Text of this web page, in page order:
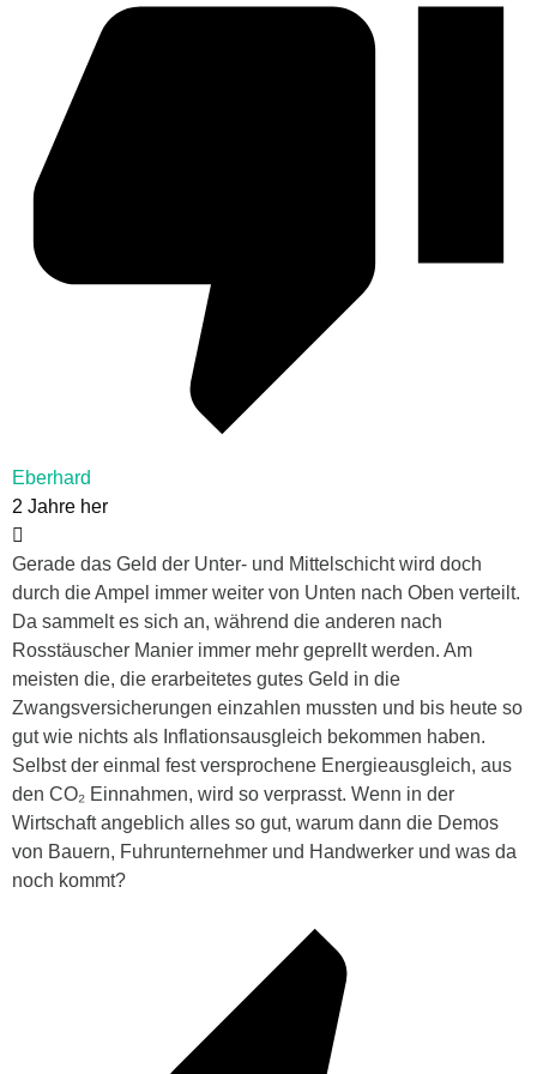
Eberhard
2 Jahre her
Gerade das Geld der Unter- und Mittelschicht wird doch
durch die Ampel immer weiter von Unten nach Oben verteilt.
Da sammelt es sich an, während die anderen nach
Rosstäuscher Manier immer mehr geprellt werden. Am
meisten die, die erarbeitetes gutes Geld in die
Zwangsversicherungen einzahlen mussten und bis heute so
gut wie nichts als Inflationsausgleich bekommen haben.
Selbst der einmal fest versprochene Energieausgleich, aus
den CO₂ Einnahmen, wird so verprasst. Wenn in der
Wirtschaft angeblich alles so gut, warum dann die Demos
von Bauern, Fuhrunternehmer und Handwerker und was da
noch kommt?